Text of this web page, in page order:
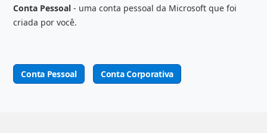
Conta Pessoal - uma conta pessoal da Microsoft que foi
criada por você.
Conta Pessoal Conta Corporativa